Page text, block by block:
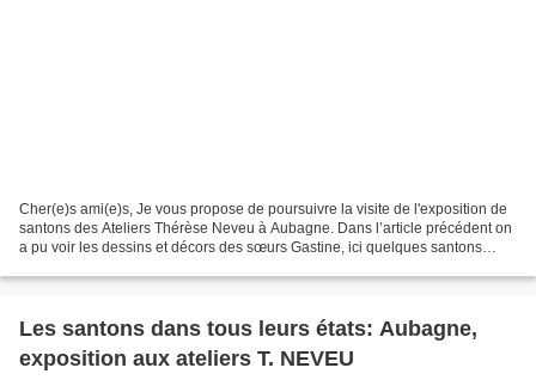
Cher(e)s ami(e)s, Je vous propose de poursuivre la visite de l'exposition de
santons des Ateliers Thérèse Neveu à Aubagne. Dans l’article précédent on
a pu voir les dessins et décors des sœurs Gastine, ici quelques santons
Les santons dans tous leurs états: Aubagne,
exposition aux ateliers T. NEVEU